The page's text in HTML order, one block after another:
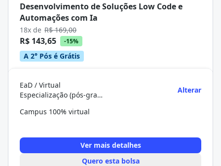
Desenvolvimento de Soluções Low Code e
Automações com Ia
18x de R$ 169,00
R$ 143,65 -15%
A 2° Pós é Grátis
EaD / Virtual
Especialização (pós-graduação)
Alterar
Campus 100% virtual
Ver mais detalhes
Quero esta bolsa